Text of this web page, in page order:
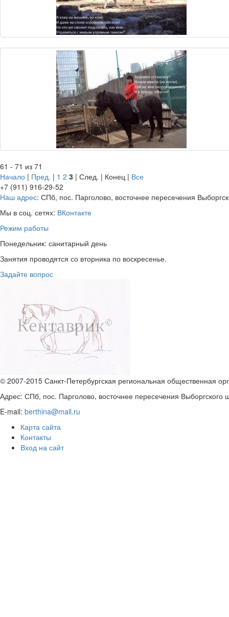
61 - 71 из 71
Начало | Пред. | 1 2 3 | След. | Конец | Все
+7 (911) 916-29-52
Наш адрес: СПб, пос. Парголово, восточнее пересечения
Мы в соц. сетях: ВКонтакте
Режим работы
Понедельник: санитарный день
Занятия проводятся со вторника по воскресенье.
Задайте вопрос
© 2007-2015 Санкт-Петербургская региональная общественная
Адрес: СПб, пос. Парголово, восточнее пересечения
E-mail: berthina@mail.ru
Карта сайта
Контакты
Вход на сайт